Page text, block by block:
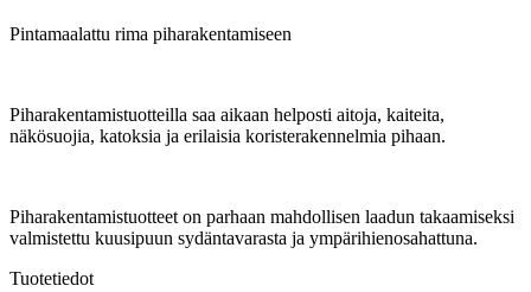
Pintamaalattu rima piharakentamiseen
Piharakentamistuotteilla saa aikaan helposti aitoja, kaiteita,
näkösuojia, katoksia ja erilaisia koristerakennelmia pihaan.
Piharakentamistuotteet on parhaan mahdollisen laadun takaamiseksi
valmistettu kuusipuun sydäntavarasta ja ympärihienosahattuna.
Tuotetiedot